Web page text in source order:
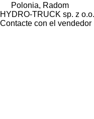
Polonia, Radom
HYDRO-TRUCK sp. z o.o.
Contacte con el vendedor